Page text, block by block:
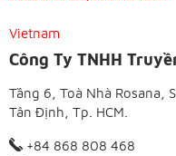
Vietnam
Công Ty TNHH
Tầng 6, Toà Nhà Rosana,
Tân Định, Tp. HCM.
+84 868 808 468